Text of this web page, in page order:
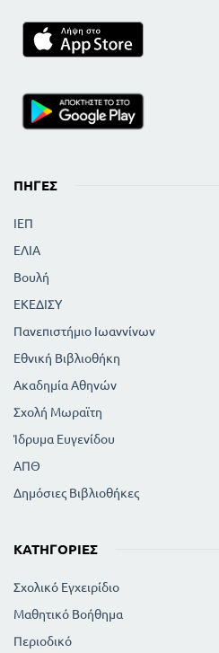
ΠΗΓΈΣ
ΙΕΠ
ΕΛΙΑ
Βουλή
ΕΚΕΔΙΣΥ
Πανεπιστήμιο Ιωαννίνων
Εθνική Βιβλιοθήκη
Ακαδημία Αθηνών
Σχολή Μωραϊτη
Ίδρυμα Ευγενίδου
ΑΠΘ
Δημόσιες Βιβλιοθήκες
ΚΑΤΗΓΟΡΊΕΣ
Σχολικό Εγχειρίδιο
Μαθητικό Βοήθημα
Περιοδικό